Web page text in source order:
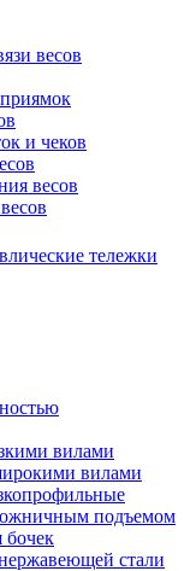
весов
и чеков
весов
тележки
вилами
вилами
подъемом
бочек
стали